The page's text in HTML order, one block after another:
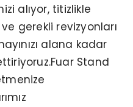
alıyor, titizlikle
gerekli revizyonları
alana kadar
Stand